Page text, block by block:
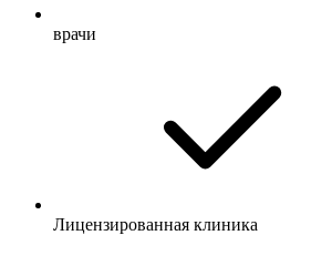
врачи
Лицензированная клиника